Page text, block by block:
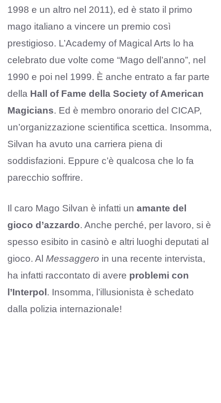
1998 e un altro nel 2011), ed è stato il primo
mago italiano a vincere un premio così
prestigioso. L’Academy of Magical Arts lo ha
celebrato due volte come “Mago dell’anno”, nel
1990 e poi nel 1999. È anche entrato a far parte
della Hall of Fame della Society of American
Magicians. Ed è membro onorario del CICAP,
un’organizzazione scientifica scettica. Insomma,
Silvan ha avuto una carriera piena di
soddisfazioni. Eppure c’è qualcosa che lo fa
parecchio soffrire.
Il caro Mago Silvan è infatti un amante del
gioco d’azzardo. Anche perché, per lavoro, si è
spesso esibito in casinò e altri luoghi deputati al
gioco. Al Messaggero in una recente intervista,
ha infatti raccontato di avere problemi con
l’Interpol . Insomma, l’illusionista è schedato
dalla polizia internazionale!